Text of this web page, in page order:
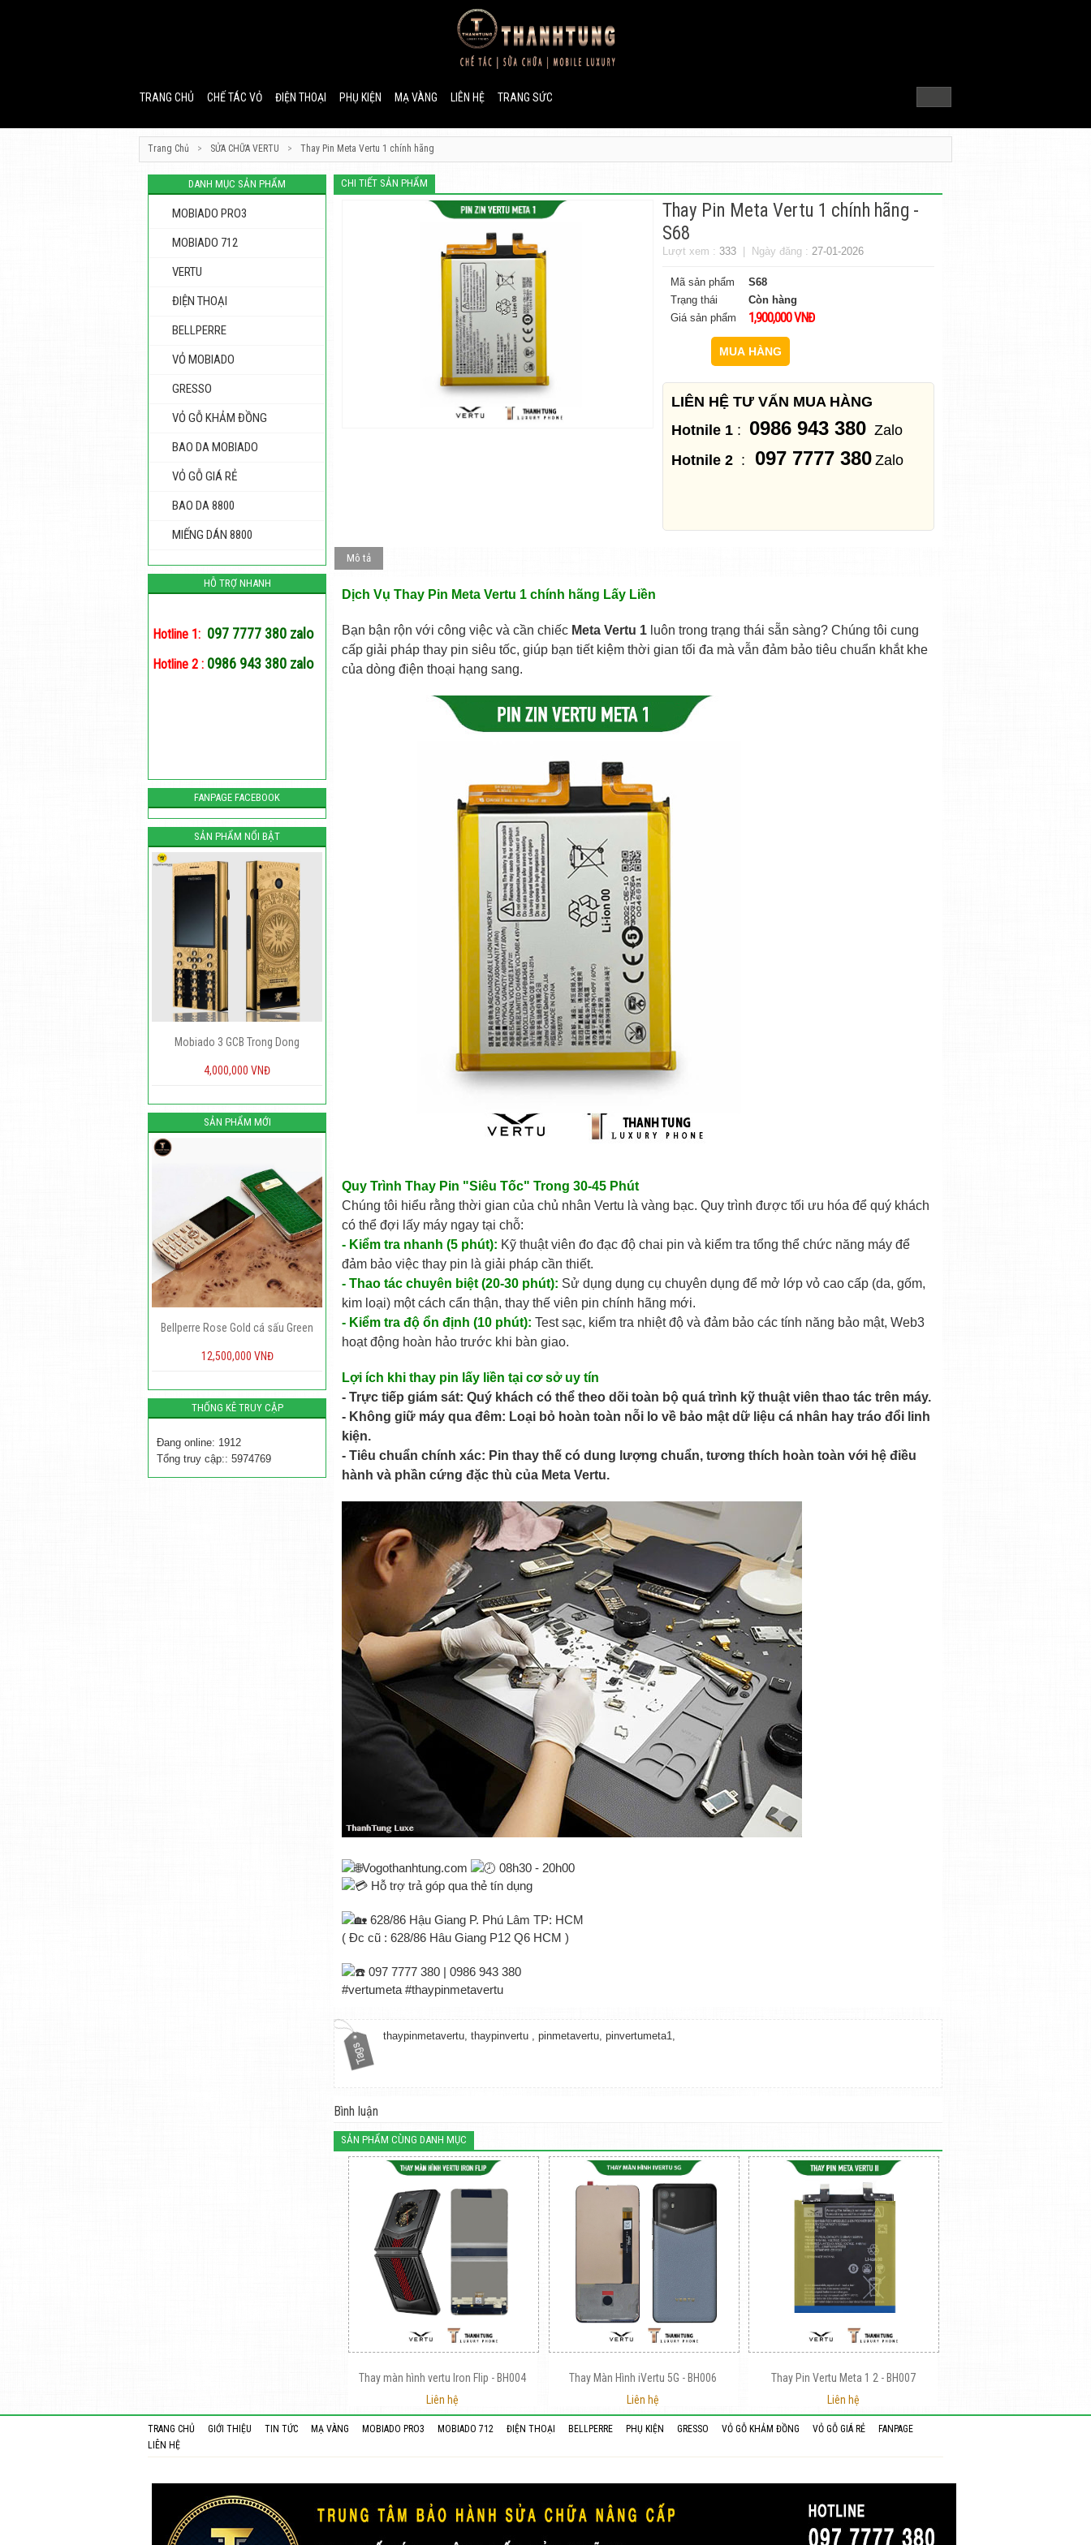
TRANG CHỦ CHẾ TÁC VỎ ĐIỆN THOẠI PHỤ KIỆN MẠ VÀNG LIÊN HỆ TRANG SỨC
Trang Chủ > SỬA CHỮA VERTU > Thay Pin Meta Vertu 1 chính hãng
DANH MỤC SẢN PHẨM
MOBIADO PRO3
MOBIADO 712
VERTU
ĐIỆN THOẠI
BELLPERRE
VỎ MOBIADO
GRESSO
VỎ GỖ KHẢM ĐỒNG
BAO DA MOBIADO
VỎ GỖ GIÁ RẺ
BAO DA 8800
MIẾNG DÁN 8800
HỖ TRỢ NHANH
Hotline 1: 097 7777 380 zalo
Hotline 2 : 0986 943 380 zalo
FANPAGE FACEBOOK
SẢN PHẨM NỔI BẬT
Mobiado 3 GCB Trong Dong Vỏ gỗ nokia 105 Mobiado 515 vỏ + máy
5,000,000 VNĐ
Nokia 6300 Gỗ Munino
450,000 VNĐ
SẢN PHẨM MỚI
Bellperre Rose Gold cá sấu Green Mobiado Classic 712MG Mokume Gane
15,000,000 VNĐ
Thay Pin Meta Vertu 1 chính hãng Pin Vertu Signature S chính hãng Sạc Không Dây Vertu
THỐNG KÊ TRUY CẬP
Đang online: 1912
Tổng truy cập:: 5974769
CHI TIẾT SẢN PHẨM
Thay Pin Meta Vertu 1 chính hãng -
S68
Lượt xem : 333 | Ngày đăng : 27-01-2026
Mã sản phẩm
S68
Trạng thái
Còn hàng
Giá sản phẩm
1,900,000 VNĐ
MUA HÀNG
LIÊN HỆ TƯ VẤN MUA HÀNG
Hotnile 1 : 0986 943 380 Zalo
Hotnile 2 : 097 7777 380 Zalo
Mô tả
Dịch Vụ Thay Pin Meta Vertu 1 chính hãng Lấy Liền
Bạn bận rộn với công việc và cần chiếc Meta Vertu 1 luôn trong trạng thái sẵn sàng? Chúng tôi cung
cấp giải pháp thay pin siêu tốc, giúp bạn tiết kiệm thời gian tối đa mà vẫn đảm bảo tiêu chuẩn khắt khe
của dòng điện thoại hạng sang.
Quy Trình Thay Pin "Siêu Tốc" Trong 30-45 Phút
Chúng tôi hiểu rằng thời gian của chủ nhân Vertu là vàng bạc. Quy trình được tối ưu hóa để quý khách
có thể đợi lấy máy ngay tại chỗ:
- Kiểm tra nhanh (5 phút): Kỹ thuật viên đo đạc độ chai pin và kiểm tra tổng thể chức năng máy để
đảm bảo việc thay pin là giải pháp cần thiết.
- Thao tác chuyên biệt (20-30 phút): Sử dụng dụng cụ chuyên dụng để mở lớp vỏ cao cấp (da, gốm,
kim loại) một cách cẩn thận, thay thế viên pin chính hãng mới.
- Kiểm tra độ ổn định (10 phút): Test sạc, kiểm tra nhiệt độ và đảm bảo các tính năng bảo mật, Web3
hoạt động hoàn hảo trước khi bàn giao.
Lợi ích khi thay pin lấy liền tại cơ sở uy tín
- Trực tiếp giám sát: Quý khách có thể theo dõi toàn bộ quá trình kỹ thuật viên thao tác trên máy.
- Không giữ máy qua đêm: Loại bỏ hoàn toàn nỗi lo về bảo mật dữ liệu cá nhân hay tráo đổi linh
kiện.
- Tiêu chuẩn chính xác: Pin thay thế có dung lượng chuẩn, tương thích hoàn toàn với hệ điều
hành và phần cứng đặc thù của Meta Vertu.
Vogothanhtung.com
08h30 - 20h00
Hỗ trợ trả góp qua thẻ tín dụng
628/86 Hậu Giang P. Phú Lâm TP: HCM
( Đc cũ : 628/86 Hâu Giang P12 Q6 HCM )
097 7777 380 | 0986 943 380
#vertumeta #thaypinmetavertu
thaypinmetavertu, thaypinvertu , pinmetavertu, pinvertumeta1,
Bình luận
SẢN PHẨM CÙNG DANH MỤC
Thay màn hình vertu Iron Flip - BH004
Liên hệ
Thay Màn Hình iVertu 5G - BH006
Liên hệ
Thay Pin Vertu Meta 1 2 - BH007
Liên hệ
TRANG CHỦ GIỚI THIỆU TIN TỨC MẠ VÀNG MOBIADO PRO3 MOBIADO 712 ĐIỆN THOẠI BELLPERRE PHỤ KIỆN GRESSO VỎ GỖ KHẢM ĐỒNG VỎ GỖ GIÁ RẺ
FANPAGE
LIÊN HỆ